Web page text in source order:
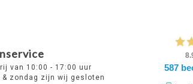
van 10:00 - 17:00 uur
& zondag zijn wij gesloten